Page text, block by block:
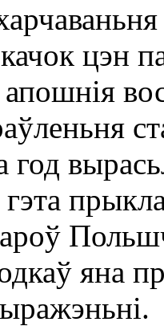
цэн
апошнія
год
яна